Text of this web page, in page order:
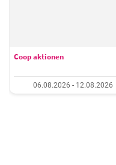
Coop aktionen
06.08.2026 - 12.08.2026